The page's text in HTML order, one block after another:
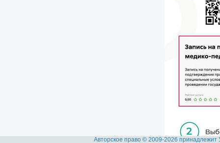
Авторское право © 2009-2026 принадлежит